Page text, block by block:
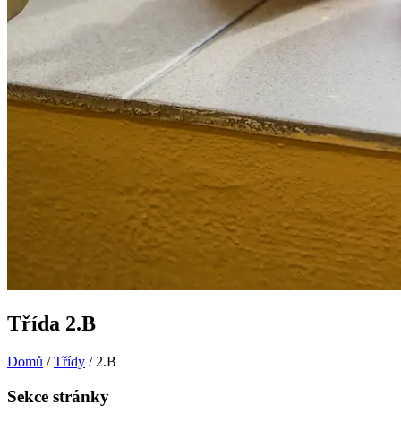
Třída 2.B
Domů / Třídy / 2.B
Sekce stránky